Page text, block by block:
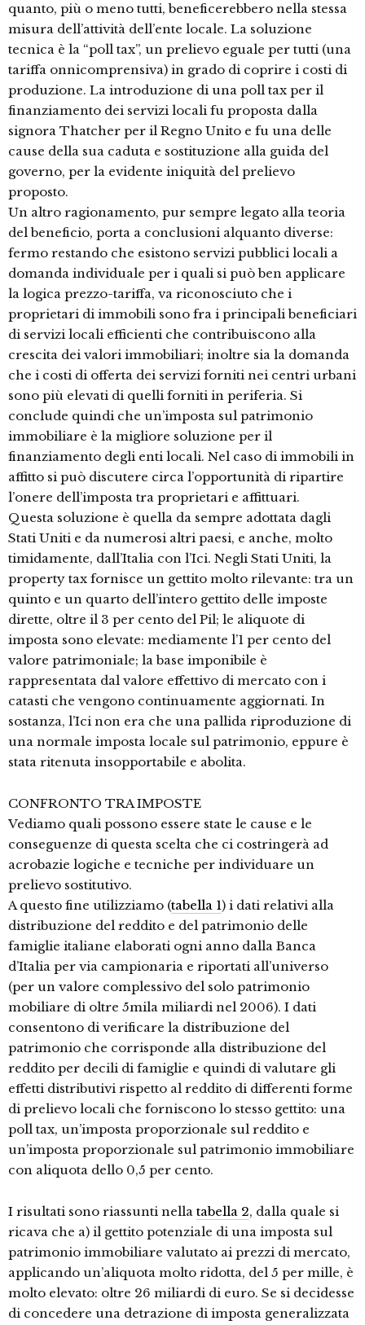
quanto, più o meno tutti, beneficerebbero nella stessa
misura dell’attività dell’ente locale. La soluzione
tecnica è la “poll tax”, un prelievo eguale per tutti (una
tariffa onnicomprensiva) in grado di coprire i costi di
produzione. La introduzione di una poll tax per il
finanziamento dei servizi locali fu proposta dalla
signora Thatcher per il Regno Unito e fu una delle
cause della sua caduta e sostituzione alla guida del
governo, per la evidente iniquità del prelievo
proposto.
Un altro ragionamento, pur sempre legato alla teoria
del beneficio, porta a conclusioni alquanto diverse:
fermo restando che esistono servizi pubblici locali a
domanda individuale per i quali si può ben applicare
la logica prezzo-tariffa, va riconosciuto che i
proprietari di immobili sono fra i principali beneficiari
di servizi locali efficienti che contribuiscono alla
crescita dei valori immobiliari; inoltre sia la domanda
che i costi di offerta dei servizi forniti nei centri urbani
sono più elevati di quelli forniti in periferia. Si
conclude quindi che un’imposta sul patrimonio
immobiliare è la migliore soluzione per il
finanziamento degli enti locali. Nel caso di immobili in
affitto si può discutere circa l’opportunità di ripartire
l’onere dell’imposta tra proprietari e affittuari.
Questa soluzione è quella da sempre adottata dagli
Stati Uniti e da numerosi altri paesi, e anche, molto
timidamente, dall’Italia con l’Ici. Negli Stati Uniti, la
property tax fornisce un gettito molto rilevante: tra un
quinto e un quarto dell’intero gettito delle imposte
dirette, oltre il 3 per cento del Pil; le aliquote di
imposta sono elevate: mediamente l’1 per cento del
valore patrimoniale; la base imponibile è
rappresentata dal valore effettivo di mercato con i
catasti che vengono continuamente aggiornati. In
sostanza, l’Ici non era che una pallida riproduzione di
una normale imposta locale sul patrimonio, eppure è
stata ritenuta insopportabile e abolita.
CONFRONTO TRA IMPOSTE
Vediamo quali possono essere state le cause e le
conseguenze di questa scelta che ci costringerà ad
acrobazie logiche e tecniche per individuare un
prelievo sostitutivo.
A questo fine utilizziamo (tabella 1) i dati relativi alla
distribuzione del reddito e del patrimonio delle
famiglie italiane elaborati ogni anno dalla Banca
d’Italia per via campionaria e riportati all’universo
(per un valore complessivo del solo patrimonio
mobiliare di oltre 5mila miliardi nel 2006). I dati
consentono di verificare la distribuzione del
patrimonio che corrisponde alla distribuzione del
reddito per decili di famiglie e quindi di valutare gli
effetti distributivi rispetto al reddito di differenti forme
di prelievo locali che forniscono lo stesso gettito: una
poll tax, un’imposta proporzionale sul reddito e
un’imposta proporzionale sul patrimonio immobiliare
con aliquota dello 0,5 per cento.
I risultati sono riassunti nella tabella 2, dalla quale si
ricava che a) il gettito potenziale di una imposta sul
patrimonio immobiliare valutato ai prezzi di mercato,
applicando un’aliquota molto ridotta, del 5 per mille, è
molto elevato: oltre 26 miliardi di euro. Se si decidesse
di concedere una detrazione di imposta generalizzata